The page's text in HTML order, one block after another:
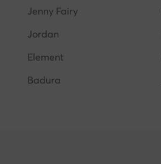
Jenny Fairy
Jordan
Element
Badura